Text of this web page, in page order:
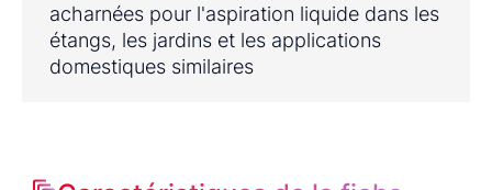
acharnées pour l'aspiration liquide dans les
étangs, les jardins et les applications
domestiques similaires